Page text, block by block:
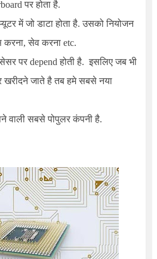
पर होता है.
में जो डाटा होता है. उसको नियोजन
करना, सेव करना etc.
पर depend होती है. इसलिए जब भी
खरीदने जाते है तब हमे सबसे नया
वाली सबसे पोपुलर कंपनी है.